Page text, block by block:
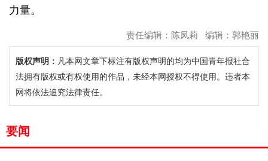
力量。
责任编辑：陈凤莉 编辑：郭艳丽
版权声明： 凡本网文章下标注有版权声明的均为中国青年报社合
法拥有版权或有权使用的作品，未经本网授权不得使用。违者本
网将依法追究法律责任。
要闻